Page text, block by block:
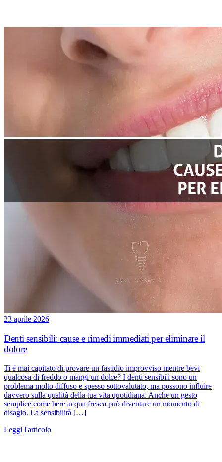
23 aprile 2026
Denti sensibili: cause e rimedi immediati per eliminare il
dolore
Ti è mai capitato di provare un fastidio improvviso mentre bevi
qualcosa di freddo o mangi un dolce? I denti sensibili sono un
problema molto diffuso e spesso sottovalutato, ma possono influire
davvero sulla qualità della tua vita quotidiana. Anche un gesto
semplice come bere acqua fresca può diventare un momento di
disagio. La sensibilità […]
Leggi l'articolo